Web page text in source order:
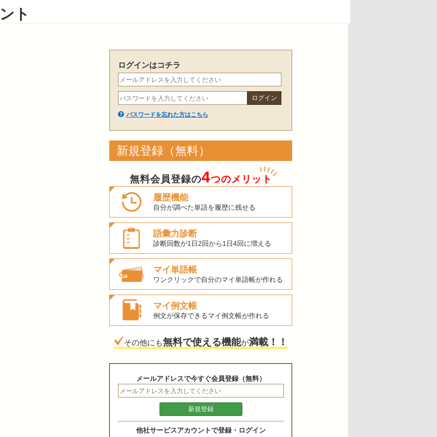
ト
ログインはコチラ
パスワードを忘れた方はこちら
新規登録（無料）
無料会員登録の4つのメリット
履歴機能
自分が調べた単語を履歴に残せる
語彙力診断
診断回数が1日2回から1日4回に増える
マイ単語帳
ワンクリックで自分のマイ単語帳が作れる
マイ例文帳
例文が保存できるマイ例文帳が作れる
その他にも無料で使える機能が満載！！
メールアドレスで今すぐ会員登録（無料）
他社サービスアカウントで登録・ログイン